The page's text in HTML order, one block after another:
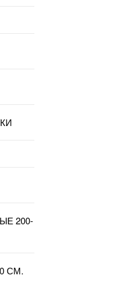
200-
СМ.